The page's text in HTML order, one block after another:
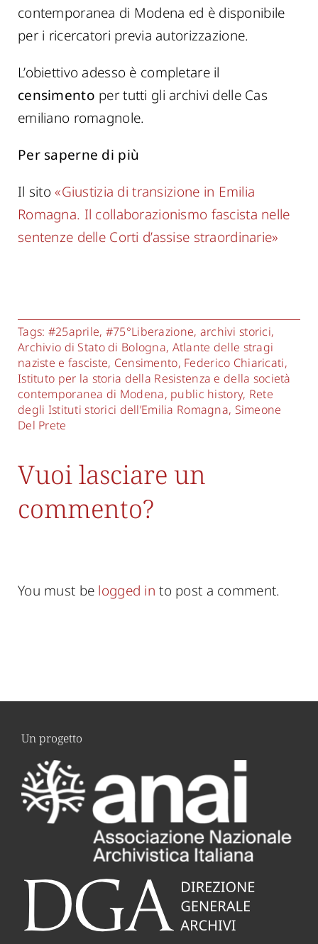
contemporanea di Modena ed è disponibile
per i ricercatori previa autorizzazione.
L’obiettivo adesso è completare il
censimento per tutti gli archivi delle Cas
emiliano romagnole.
Per saperne di più
Il sito«Giustizia di transizione in Emilia
Romagna. Il collaborazionismo fascista nelle
sentenze delle Corti d’assise straordinarie»
Tags: #25aprile, #75°Liberazione, archivi storici,
Archivio di Stato di Bologna, Atlante delle stragi
naziste e fasciste, Censimento, Federico Chiaricati,
Istituto per la storia della Resistenza e della società
contemporanea di Modena, public history, Rete
degli Istituti storici dell’Emilia Romagna, Simeone
Del Prete
Vuoi lasciare un
commento?
You must be logged in to post a comment.
Un progetto